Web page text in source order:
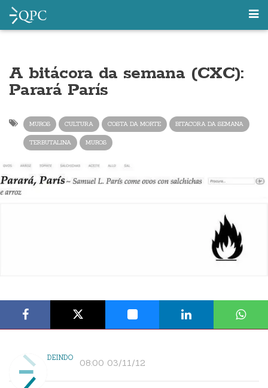
A bitácora da semana (CXC):
Parará París
MUROS CULTURA COSTA DA MORTE BITACORA DA SEMANA
TERBUTALINA MUROS
DEINDO 08:00 03/11/12